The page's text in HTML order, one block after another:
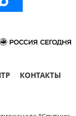
КОНТАКТЫ